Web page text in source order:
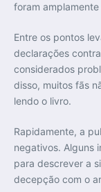
foram
Entre os pontos
declarações
considerados
disso, muitos fãs
lendo o livro.
Rapidamente, a
negativos. Alguns
para descrever a
decepção com o